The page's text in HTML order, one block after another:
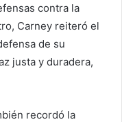
contra la
Carney reiteró el
de su
justa y duradera,
recordó la